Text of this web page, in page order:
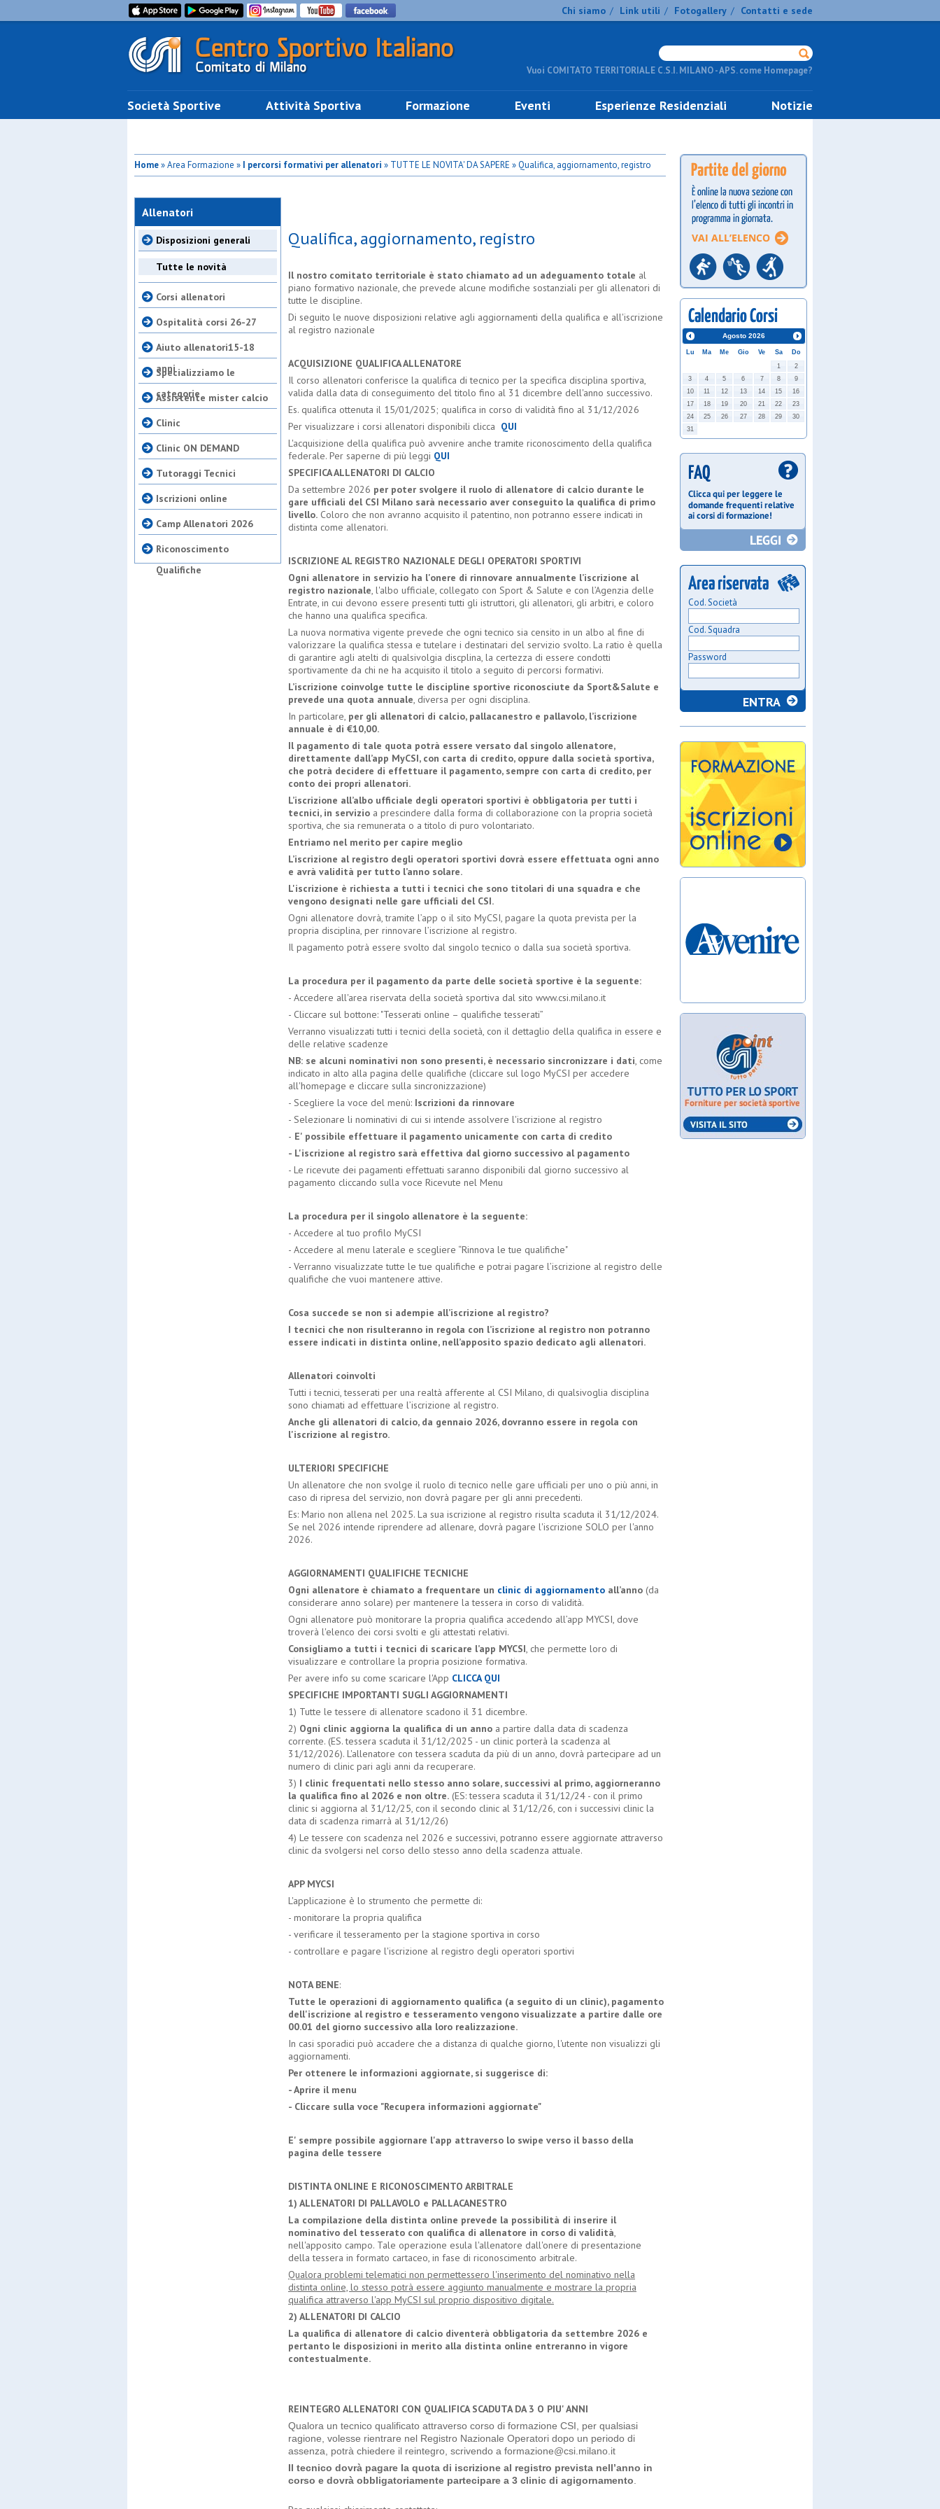
Chi siamo / Link utili / Fotogallery / Contatti e sede
Vuoi COMITATO TERRITORIALE C.S.I. MILANO - APS. come Homepage?
Società Sportive Attività Sportiva Formazione Eventi Esperienze Residenziali Notizie
Home» Area Formazione » I percorsi formativi per allenatori » TUTTE LE NOVITA' DA SAPERE » Qualifica, aggiornamento, registro
Allenatori
Disposizioni generali
Tutte le novità
Corsi allenatori
Ospitalità corsi 26-27
Aiuto allenatori15-18
anni
Specializziamo le
categorie
Assistente mister calcio
Clinic
Clinic ON DEMAND
Tutoraggi Tecnici
Iscrizioni online
Camp Allenatori 2026
Riconoscimento
Qualifiche
Qualifica, aggiornamento, registro
Il nostro comitato territoriale è stato chiamato ad un adeguamento totale al
piano formativo nazionale, che prevede alcune modifiche sostanziali per gli allenatori di
tutte le discipline.
Di seguito le nuove disposizioni relative agli aggiornamenti della qualifica e all'iscrizione
al registro nazionale
ACQUISIZIONE QUALIFICA ALLENATORE
Il corso allenatori conferisce la qualifica di tecnico per la specifica disciplina sportiva,
valida dalla data di conseguimento del titolo fino al 31 dicembre dell'anno successivo.
Es. qualifica ottenuta il 15/01/2025; qualifica in corso di validità fino al 31/12/2026
Per visualizzare i corsi allenatori disponibili clicca QUI
L'acquisizione della qualifica può avvenire anche tramite riconoscimento della qualifica
federale. Per saperne di più leggi QUI
SPECIFICA ALLENATORI DI CALCIO
Da settembre 2026 per poter svolgere il ruolo di allenatore di calcio durante le
gare ufficiali del CSI Milano sarà necessario aver conseguito la qualifica di primo
livello. Coloro che non avranno acquisito il patentino, non potranno essere indicati in
distinta come allenatori.
ISCRIZIONE AL REGISTRO NAZIONALE DEGLI OPERATORI SPORTIVI
Ogni allenatore in servizio ha l'onere di rinnovare annualmente l’iscrizione al
registro nazionale, l'albo ufficiale, collegato con Sport & Salute e con l’Agenzia delle
Entrate, in cui devono essere presenti tutti gli istruttori, gli allenatori, gli arbitri, e coloro
che hanno una qualifica specifica.
La nuova normativa vigente prevede che ogni tecnico sia censito in un albo al fine di
valorizzare la qualifica stessa e tutelare i destinatari del servizio svolto. La ratio è quella
di garantire agli atelti di qualsivolgia discplina, la certezza di essere condotti
sportivamente da chi ne ha acquisito il titolo a seguito di percorsi formativi.
L’iscrizione coinvolge tutte le discipline sportive riconosciute da Sport&Salute e
prevede una quota annuale, diversa per ogni disciplina.
In particolare, per gli allenatori di calcio, pallacanestro e pallavolo, l’iscrizione
annuale è di €10,00.
Il pagamento di tale quota potrà essere versato dal singolo allenatore,
direttamente dall’app MyCSI, con carta di credito, oppure dalla società sportiva,
che potrà decidere di effettuare il pagamento, sempre con carta di credito, per
conto dei propri allenatori.
L’iscrizione all’albo ufficiale degli operatori sportivi è obbligatoria per tutti i
tecnici, in servizio a prescindere dalla forma di collaborazione con la propria società
sportiva, che sia remunerata o a titolo di puro volontariato.
Entriamo nel merito per capire meglio
L’iscrizione al registro degli operatori sportivi dovrà essere effettuata ogni anno
e avrà validità per tutto l’anno solare.
L'iscrizione è richiesta a tutti i tecnici che sono titolari di una squadra e che
vengono designati nelle gare ufficiali del CSI.
Ogni allenatore dovrà, tramite l’app o il sito MyCSI, pagare la quota prevista per la
propria disciplina, per rinnovare l’iscrizione al registro.
Il pagamento potrà essere svolto dal singolo tecnico o dalla sua società sportiva.
La procedura per il pagamento da parte delle società sportive è la seguente:
- Accedere all'area riservata della società sportiva dal sito www.csi.milano.it
- Cliccare sul bottone: "Tesserati online – qualifiche tesserati”
Verranno visualizzati tutti i tecnici della società, con il dettaglio della qualifica in essere e
delle relative scadenze
NB: se alcuni nominativi non sono presenti, è necessario sincronizzare i dati, come
indicato in alto alla pagina delle qualifiche (cliccare sul logo MyCSI per accedere
all'homepage e cliccare sulla sincronizzazione)
- Scegliere la voce del menù: Iscrizioni da rinnovare
- Selezionare li nominativi di cui si intende assolvere l'iscrizione al registro
- E' possibile effettuare il pagamento unicamente con carta di credito
- L'iscrizione al registro sarà effettiva dal giorno successivo al pagamento
- Le ricevute dei pagamenti effettuati saranno disponibili dal giorno successivo al
pagamento cliccando sulla voce Ricevute nel Menu
La procedura per il singolo allenatore è la seguente:
- Accedere al tuo profilo MyCSI
- Accedere al menu laterale e scegliere “Rinnova le tue qualifiche"
- Verranno visualizzate tutte le tue qualifiche e potrai pagare l’iscrizione al registro delle
qualifiche che vuoi mantenere attive.
Cosa succede se non si adempie all’iscrizione al registro?
I tecnici che non risulteranno in regola con l’iscrizione al registro non potranno
essere indicati in distinta online, nell’apposito spazio dedicato agli allenatori.
Allenatori coinvolti
Tutti i tecnici, tesserati per una realtà afferente al CSI Milano, di qualsivoglia disciplina
sono chiamati ad effettuare l’iscrizione al registro.
Anche gli allenatori di calcio, da gennaio 2026, dovranno essere in regola con
l'iscrizione al registro.
ULTERIORI SPECIFICHE
Un allenatore che non svolge il ruolo di tecnico nelle gare ufficiali per uno o più anni, in
caso di ripresa del servizio, non dovrà pagare per gli anni precedenti.
Es: Mario non allena nel 2025. La sua iscrizione al registro risulta scaduta il 31/12/2024.
Se nel 2026 intende riprendere ad allenare, dovrà pagare l'iscrizione SOLO per l'anno
2026.
AGGIORNAMENTI QUALIFICHE TECNICHE
Ogni allenatore è chiamato a frequentare un clinic di aggiornamento all’anno (da
considerare anno solare) per mantenere la tessera in corso di validità.
Ogni allenatore può monitorare la propria qualifica accedendo all’app MYCSI, dove
troverà l'elenco dei corsi svolti e gli attestati relativi.
Consigliamo a tutti i tecnici di scaricare l’app MYCSI, che permette loro di
visualizzare e controllare la propria posizione formativa.
Per avere info su come scaricare l'App CLICCA QUI
SPECIFICHE IMPORTANTI SUGLI AGGIORNAMENTI
1) Tutte le tessere di allenatore scadono il 31 dicembre.
2) Ogni clinic aggiorna la qualifica di un anno a partire dalla data di scadenza
corrente. (ES. tessera scaduta il 31/12/2025 - un clinic porterà la scadenza al
31/12/2026). L'allenatore con tessera scaduta da più di un anno, dovrà partecipare ad un
numero di clinic pari agli anni da recuperare.
3) I clinic frequentati nello stesso anno solare, successivi al primo, aggiorneranno
la qualifica fino al 2026 e non oltre. (ES: tessera scaduta il 31/12/24 - con il primo
clinic si aggiorna al 31/12/25, con il secondo clinic al 31/12/26, con i successivi clinic la
data di scadenza rimarrà al 31/12/26)
4) Le tessere con scadenza nel 2026 e successivi, potranno essere aggiornate attraverso
clinic da svolgersi nel corso dello stesso anno della scadenza attuale.
APP MYCSI
L'applicazione è lo strumento che permette di:
- monitorare la propria qualifica
- verificare il tesseramento per la stagione sportiva in corso
- controllare e pagare l'iscrizione al registro degli operatori sportivi
NOTA BENE:
Tutte le operazioni di aggiornamento qualifica (a seguito di un clinic), pagamento
dell'iscrizione al registro e tesseramento vengono visualizzate a partire dalle ore
00.01 del giorno successivo alla loro realizzazione.
In casi sporadici può accadere che a distanza di qualche giorno, l'utente non visualizzi gli
aggiornamenti.
Per ottenere le informazioni aggiornate, si suggerisce di:
- Aprire il menu
- Cliccare sulla voce "Recupera informazioni aggiornate"
E' sempre possibile aggiornare l'app attraverso lo swipe verso il basso della
pagina delle tessere
DISTINTA ONLINE E RICONOSCIMENTO ARBITRALE
1) ALLENATORI DI PALLAVOLO e PALLACANESTRO
La compilazione della distinta online prevede la possibilità di inserire il
nominativo del tesserato con qualifica di allenatore in corso di validità,
nell'apposito campo. Tale operazione esula l'allenatore dall'onere di presentazione
della tessera in formato cartaceo, in fase di riconoscimento arbitrale.
Qualora problemi telematici non permettessero l'inserimento del nominativo nella
distinta online, lo stesso potrà essere aggiunto manualmente e mostrare la propria
qualifica attraverso l'app MyCSI sul proprio dispositivo digitale.
2) ALLENATORI DI CALCIO
La qualifica di allenatore di calcio diventerà obbligatoria da settembre 2026 e
pertanto le disposizioni in merito alla distinta online entreranno in vigore
contestualmente.
REINTEGRO ALLENATORI CON QUALIFICA SCADUTA DA 3 O PIU' ANNI
Qualora un tecnico qualificato attraverso corso di formazione CSI, per qualsiasi
ragione, volesse rientrare nel Registro Nazionale Operatori dopo un periodo di
assenza, potrà chiedere il reintegro, scrivendo a formazione@csi.milano.it
Il tecnico dovrà pagare la quota di iscrizione al registro prevista nell’anno in
corso e dovrà obbligatoriamente partecipare a 3 clinic di agigornamento
Agosto 2026
Lu Ma Me Gio Ve Sa
Do
1
2
3
4 5 6 7 8
9
10
11 12 13 14 15
16
17
18 19 20 21 22
23
24
25 26 27 28 29
30
31
Cod. Società
Cod. Squadra
Password